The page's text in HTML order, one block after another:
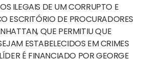
ILEGAIS DE UM CORRUPTO E
ESCRITÓRIO DE PROCURADORES
QUE PERMITIU QUE
ESTABELECIDOS EM CRIMES
É FINANCIADO POR GEORGE